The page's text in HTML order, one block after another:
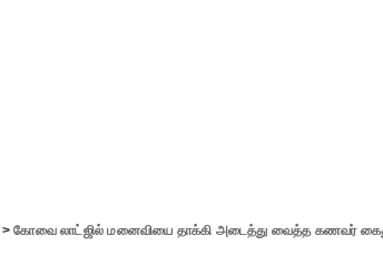
>கோவை லாட்ஜில் மனைவியை தாக்கி அடைத்து வைத்த கணவர் கைது-ஓடும் ரெயிலில்